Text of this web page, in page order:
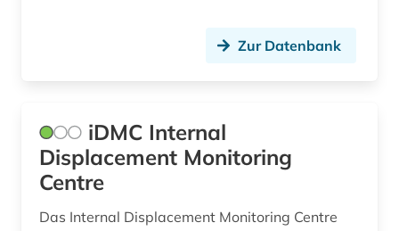
geschichtsschreibung (1)
gesetzgebung (1)
gesundheitspolitik (1)
Zur Datenbank
iDMC Internal
Displacement Monitoring
Centre
Das Internal Displacement Monitoring Centre